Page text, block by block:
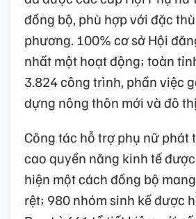
đồng bộ, phù hợp với đặc
phương. 100% cơ sở Hội
nhất một hoạt động; toàn
3.824 công trình, phần việc
dựng nông thôn mới và đô
Công tác hỗ trợ phụ nữ phát
cao quyền năng kinh tế
hiện một cách đồng bộ
rệt; 980 nhóm sinh kế được